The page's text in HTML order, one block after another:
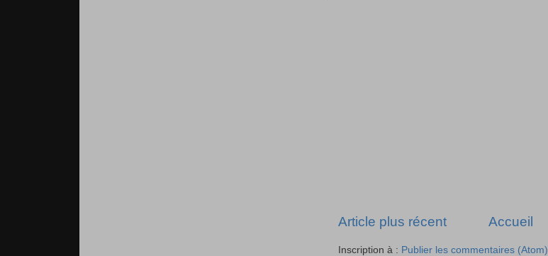
Article plus récent Accueil
Inscription à : Publier les commentaires (Atom)